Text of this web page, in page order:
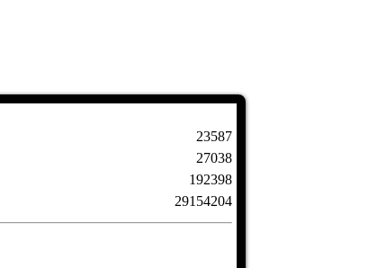
23587
27038
192398
29154204